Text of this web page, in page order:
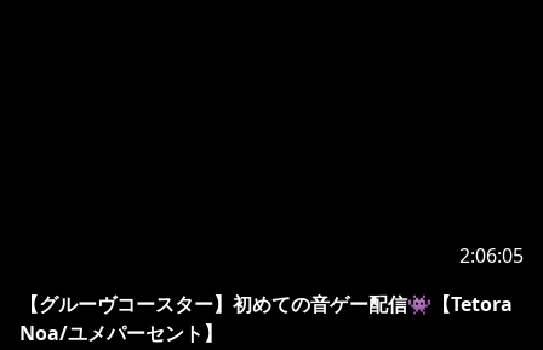
2:06:05
【グルーヴコースター】初めての音ゲー配信👾【Tetora
Noa/ユメパーセント】